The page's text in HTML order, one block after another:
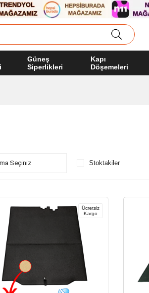
Güneş
Siperlikleri
Kapı
Döşemeleri
Stoktakiler
Ücretsiz
Kargo